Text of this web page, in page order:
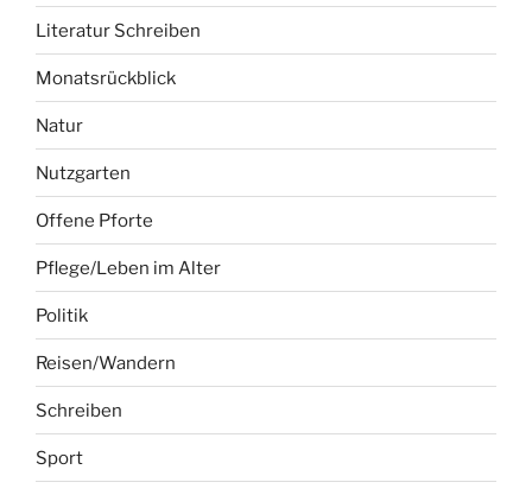
Literatur Schreiben
Monatsrückblick
Natur
Nutzgarten
Offene Pforte
Pflege/Leben im Alter
Politik
Reisen/Wandern
Schreiben
Sport